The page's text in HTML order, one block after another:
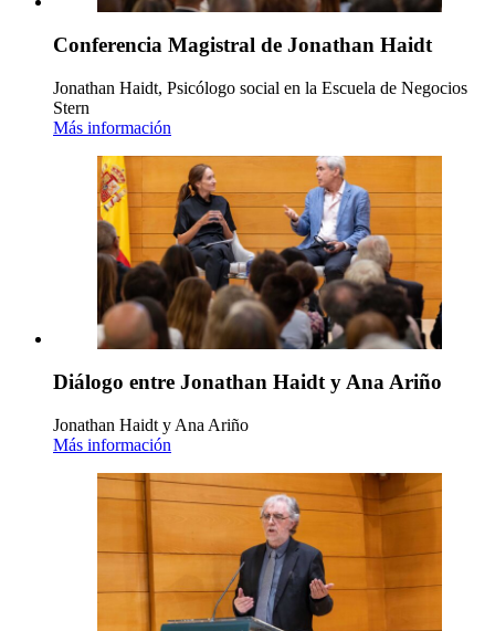
Conferencia Magistral de Jonathan Haidt
Jonathan Haidt, Psicólogo social en la Escuela de Negocios
Stern
Más información
Diálogo entre Jonathan Haidt y Ana Ariño
Jonathan Haidt y Ana Ariño
Más información